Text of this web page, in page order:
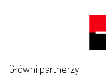
Główni partnerzy